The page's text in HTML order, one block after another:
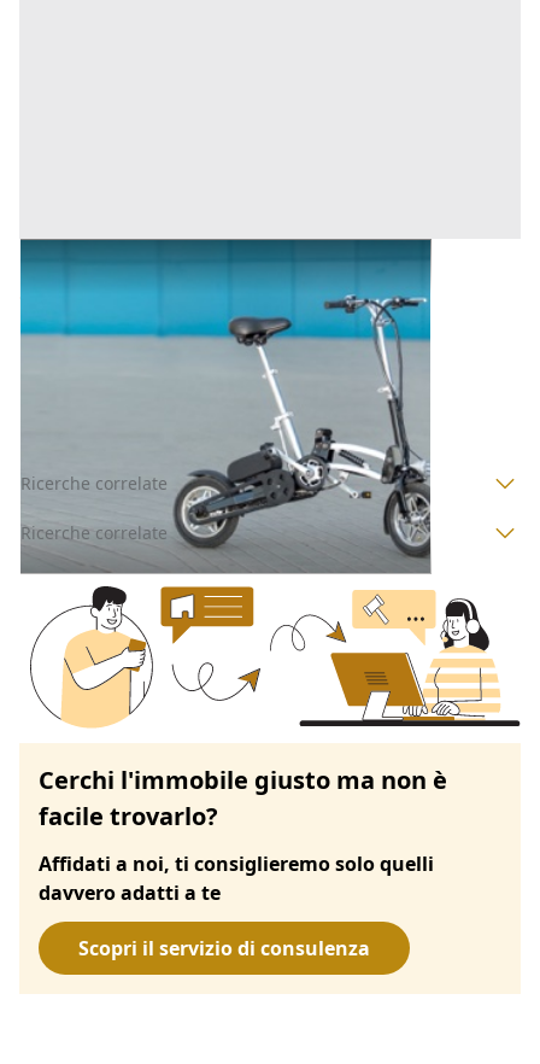
Veicoli all'asta a Padova
(Padova)
500 €
Ricerche correlate
Ricerche correlate
Cerchi l'immobile giusto ma non è
facile trovarlo?
Affidati a noi, ti consiglieremo solo quelli
davvero adatti a te
Scopri il servizio di consulenza